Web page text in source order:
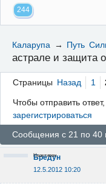
Форум
Правила
Регистрация
Вход
244
Каларупа → Путь
астрале и защита
Страницы Назад 1
Чтобы отправить
зарегистрироваться
Сообщения с 21 по 40
Бредун
12.5.2012 10:20
Неактивен